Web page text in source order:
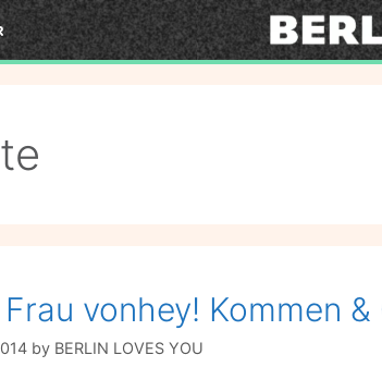
Frau vonhey! Kommen
by BERLIN LOVES YOU